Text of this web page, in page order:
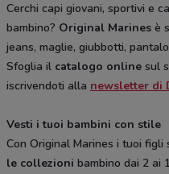
Cerchi capi giovani, sportivi e
bambino? Original Marines è
jeans, maglie, giubbotti,
Sfoglia il catalogo online sul
iscrivendoti alla newsletter di
Vesti i tuoi bambini con stile
Con Original Marines i tuoi figli
le collezioni bambino dai 2 ai